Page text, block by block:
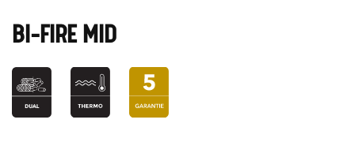
BI-FIRE MID